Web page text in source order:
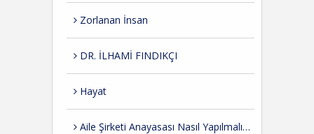
Zorlanan İnsan
DR. İLHAMİ FINDIKÇI
Hayat
Aile Şirketi Anayasası Nasıl Yapılmalıdır?